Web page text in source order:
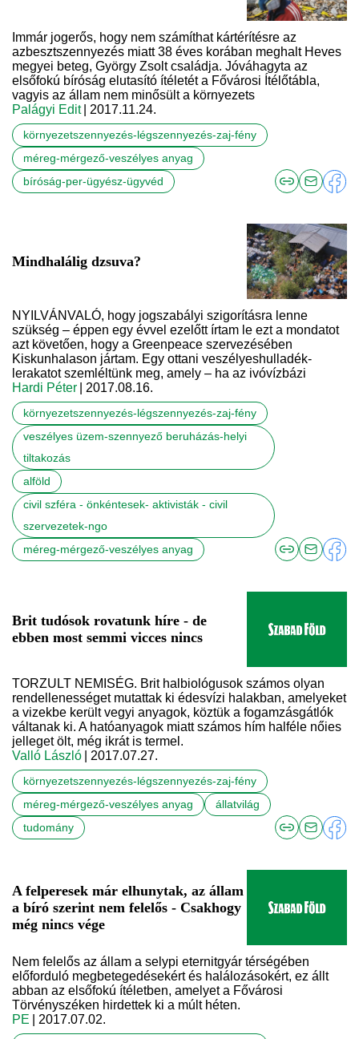
Immár jogerős, hogy nem számíthat kártérítésre az
azbesztszennyezés miatt 38 éves korában meghalt Heves
megyei beteg, György Zsolt családja. Jóváhagyta az
elsőfokú bíróság elutasító ítéletét a Fővárosi Ítélőtábla,
vagyis az állam nem minősült a környezets
Palágyi Edit
| 2017.11.24.
környezetszennyezés-légszennyezés-zaj-fény
méreg-mérgező-veszélyes anyag
bíróság-per-ügyész-ügyvéd
Mindhalálig dzsuva?
NYILVÁNVALÓ, hogy jogszabályi szigorításra lenne
szükség – éppen egy évvel ezelőtt írtam le ezt a mondatot
azt követően, hogy a Greenpeace szervezésében
Kiskunhalason jártam. Egy ottani veszélyeshulladék-
lerakatot szemléltünk meg, amely – ha az ivóvízbázi
Hardi Péter
| 2017.08.16.
környezetszennyezés-légszennyezés-zaj-fény
veszélyes üzem-szennyező beruházás-helyi
tiltakozás
alföld
civil szféra - önkéntesek- aktivisták - civil
szervezetek-ngo
méreg-mérgező-veszélyes anyag
Brit tudósok rovatunk híre - de
ebben most semmi vicces nincs
TORZULT NEMISÉG. Brit halbiológusok számos olyan
rendellenességet mutattak ki édesvízi halakban, amelyeket
a vizekbe került vegyi anyagok, köztük a fogamzásgátlók
váltanak ki. A hatóanyagok miatt számos hím halféle nőies
jelleget ölt, még ikrát is termel.
Valló László
| 2017.07.27.
környezetszennyezés-légszennyezés-zaj-fény
méreg-mérgező-veszélyes anyag
állatvilág
tudomány
A felperesek már elhunytak, az állam
a bíró szerint nem felelős - Csakhogy
még nincs vége
Nem felelős az állam a selypi eternitgyár térségében
előforduló megbetegedésekért és halálozásokért, ez állt
abban az elsőfokú ítéletben, amelyet a Fővárosi
Törvényszéken hirdettek ki a múlt héten.
PE
| 2017.07.02.